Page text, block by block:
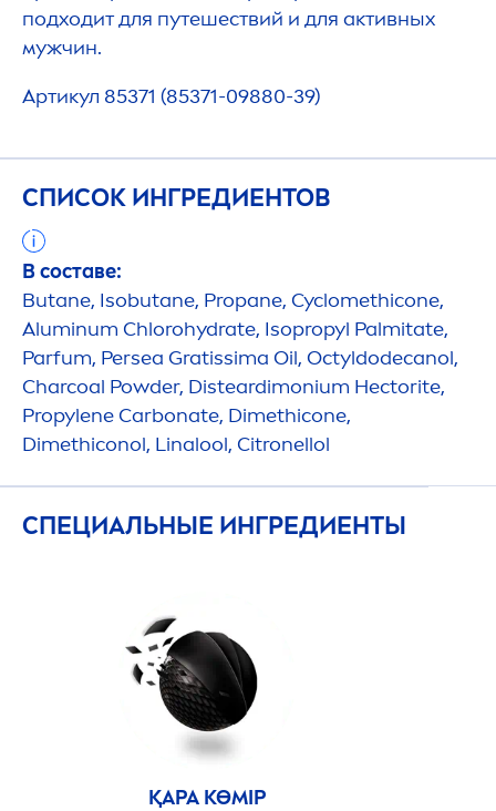
подходит для путешествий и для активных
мужчин.
Артикул 85371 (85371-09880-39)
СПИСОК ИНГРЕДИЕНТОВ
В составе:
Butane, Isobutane, Propane, Cyclomethicone,
Aluminum Chlorohydrate, Isopropyl Palmitate,
Parfum, Persea Gratissima Oil, Octyldodecanol,
Charcoal Powder, Disteardimonium Hectorite,
Propylene Carbonate, Dimethicone,
Dimethiconol, Linalool, Citronellol
СПЕЦИАЛЬНЫЕ ИНГРЕДИЕНТЫ
ҚАРА КӨМІР